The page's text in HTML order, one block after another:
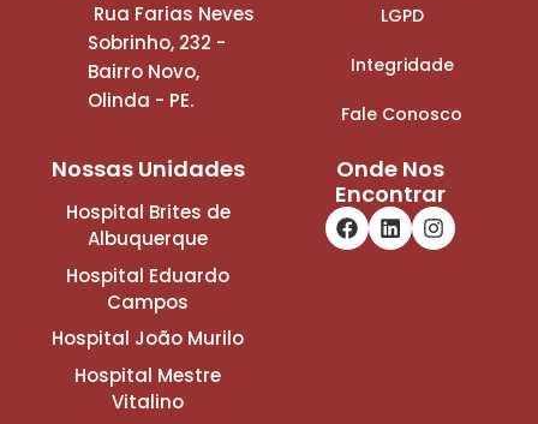
Rua Farias Neves
Sobrinho, 232 -
Bairro Novo,
Olinda - PE.
LGPD
Integridade
Fale Conosco
Nossas Unidades
Hospital Brites de
Albuquerque
Hospital Eduardo
Campos
Hospital João Murilo
Hospital Mestre
Vitalino
Onde Nos
Encontrar